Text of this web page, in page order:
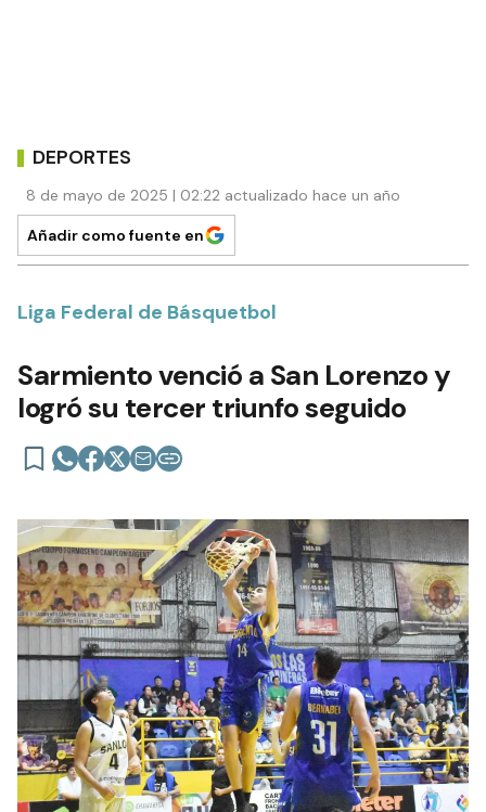
DEPORTES
8 de mayo de 2025 | 02:22 actualizado hace un año
Añadir como fuente en
Liga Federal de Básquetbol
Sarmiento venció a San Lorenzo y
logró su tercer triunfo seguido